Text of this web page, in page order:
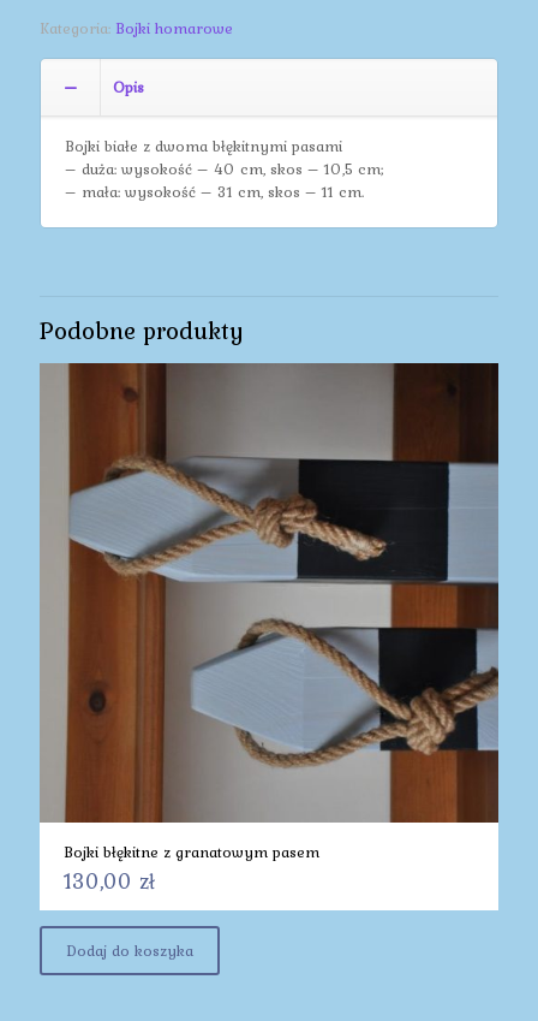
Kategoria: Bojki homarowe
Opis
Bojki białe z dwoma błękitnymi pasami
– duża: wysokość – 40 cm, skos – 10,5 cm;
– mała: wysokość – 31 cm, skos – 11 cm.
Podobne produkty
Bojki błękitne z granatowym pasem
130,00 zł
Dodaj do koszyka